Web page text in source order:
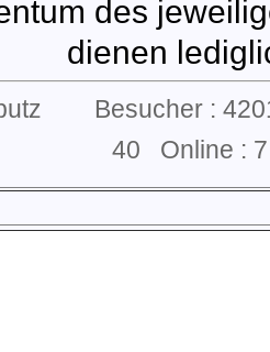
des
dienen
Besucher :
40 Online